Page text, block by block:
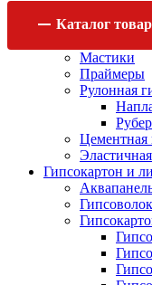
Каталог
Мастики
Праймеры
Рулонная
Цементная
Гипсокартон и